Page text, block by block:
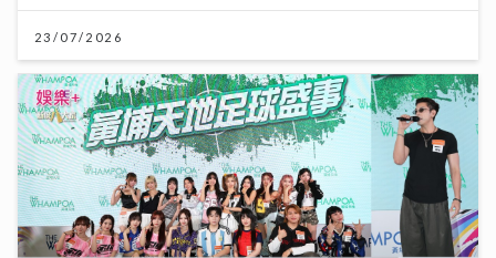
23/07/2026